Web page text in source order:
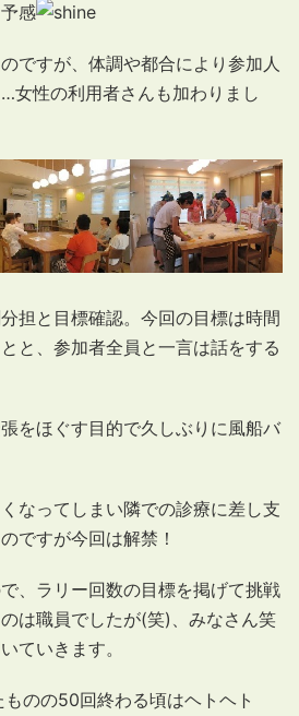
感
ですが、体調や都合により参加人
女性の利用者さんも加わりまし
担と目標確認。今回の目標は時間
と、参加者全員と一言は話をする
をほぐす目的で久しぶりに風船バ
なってしまい隣での診療に差し支
ですが今回は解禁！
、ラリー回数の目標を掲げて挑戦
は職員でしたが(笑)、みなさん笑
ていきます。
のの50回終わる頃はヘトヘト